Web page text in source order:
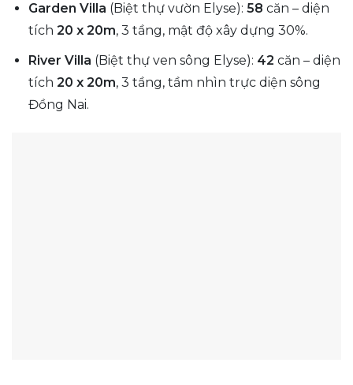
Garden Villa (Biệt thự vườn Elyse): 58 căn – diện
tích 20 x 20m, 3 tầng, mật độ xây dựng 30%.
River Villa (Biệt thự ven sông Elyse): 42 căn – diện
tích 20 x 20m, 3 tầng, tầm nhìn trực diện sông
Đồng Nai.